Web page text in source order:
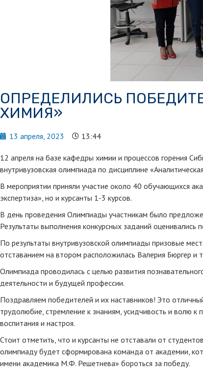
ОПРЕДЕЛИЛИСЬ
ХИМИЯ»
13 апреля, 2023 13:44
12 апреля на базе кафедры химии и процессов горения
внутривузовская олимпиада по дисциплине
В мероприятии приняли участие около 40 обучающихся
экспертиза», но и курсанты 1-3 курсов.
В день проведения Олимпиады участникам было
Результаты выполнения конкурсных заданий оценивались
По результаты внутривузовской олимпиады призовые
отставанием на втором расположилась Валерия Бюргер и
Олимпиада проводилась с целью развития
деятельности и будущей профессии.
Поздравляем победителей и их наставников! Это
трудолюбие, стремление к знаниям, усидчивость и волю к
воспитания и настроя.
Стоит отметить, что и курсанты не отставали от
олимпиаду будет сформирована команда от академии,
имени академика М.Ф. Решетнева» бороться за победу.